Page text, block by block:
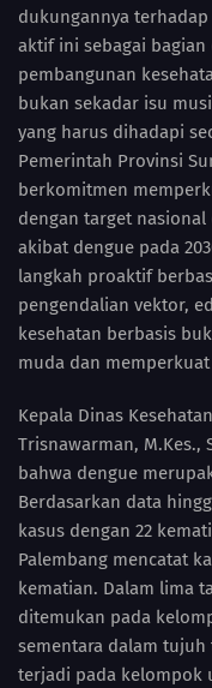
dukungannya
aktif ini sebagai
pembangunan
bukan sekadar isu
yang harus dihadapi
Pemerintah Provinsi
berkomitmen
dengan target
akibat dengue pada
langkah proaktif
pengendalian vektor,
kesehatan berbasis
muda dan
Kepala Dinas
Trisnawarman, M.Kes.,
bahwa dengue
Berdasarkan data
kasus dengan 22
Palembang mencatat
kematian. Dalam lima
ditemukan pada
sementara dalam
terjadi pada kelompok